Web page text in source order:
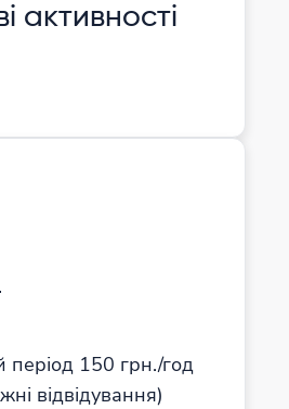
активності
період 150 грн./год
відвідування)